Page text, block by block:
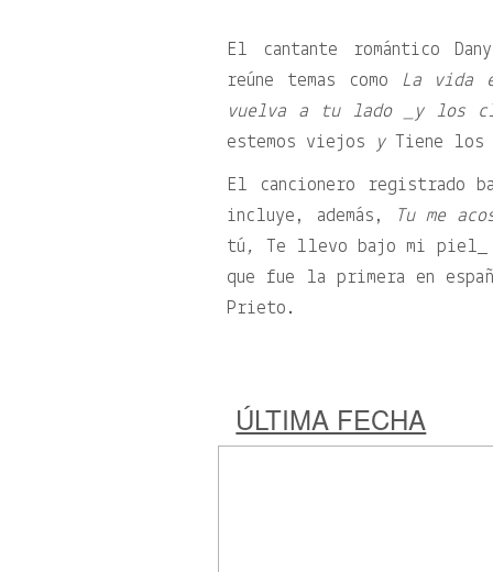
El cantante romántico
reúne temas como La vida
vuelva a tu lado _y los
estemos viejos
yTiene los
El cancionero registrado
incluye, además,
Tu me
tú ,
Te llevo bajo mi piel_
que fue la primera en
Prieto.
ÚLTIMA FECHA